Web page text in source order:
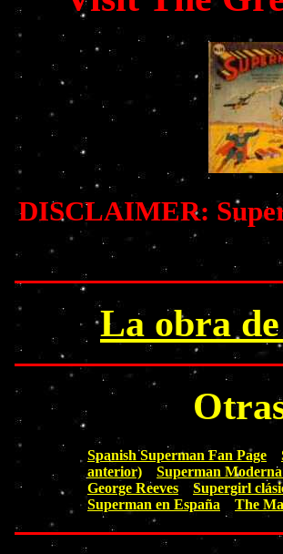
DISCLAIMER:
La obra
Spanish Superman Fan Page
anterior)
Superman
George Reeves
Supergirl
Superman en España
The